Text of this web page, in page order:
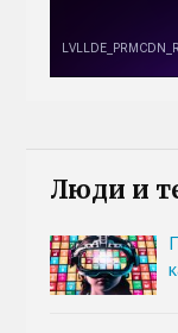
Люди и